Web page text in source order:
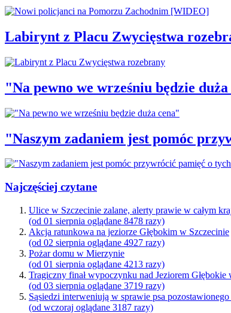
Labirynt z Placu Zwycięstwa
"Na pewno we wrześniu będzie
"Naszym zadaniem jest pomóc
Najczęściej czytane
Ulice w Szczecinie zalane, alerty prawie w całym
(od 01 sierpnia oglądane 8478 razy)
Akcja ratunkowa na jeziorze Głębokim w Szczecinie
(od 02 sierpnia oglądane 4927 razy)
Pożar domu w Mierzynie
(od 01 sierpnia oglądane 4213 razy)
Tragiczny finał wypoczynku nad Jeziorem Głębokie
(od 03 sierpnia oglądane 3719 razy)
Sąsiedzi interweniują w sprawie psa
(od wczoraj oglądane 3187 razy)